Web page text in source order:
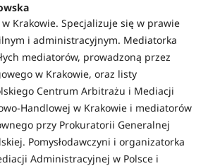
w Krakowie. Specjalizuje się w prawie
i administracyjnym. Mediatorka
mediatorów, prowadzoną przez
w Krakowie, oraz listy
Centrum Arbitrażu i Mediacji
Handlowej w Krakowie i mediatorów
przy Prokuratorii Generalnej
Pomysłodawczyni i organizatorka
Administracyjnej w Polsce i